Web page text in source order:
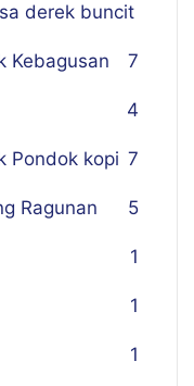
derek buncit
7
Kebagusan
4
Pondok kopi 7
Ragunan 5
1
1
1